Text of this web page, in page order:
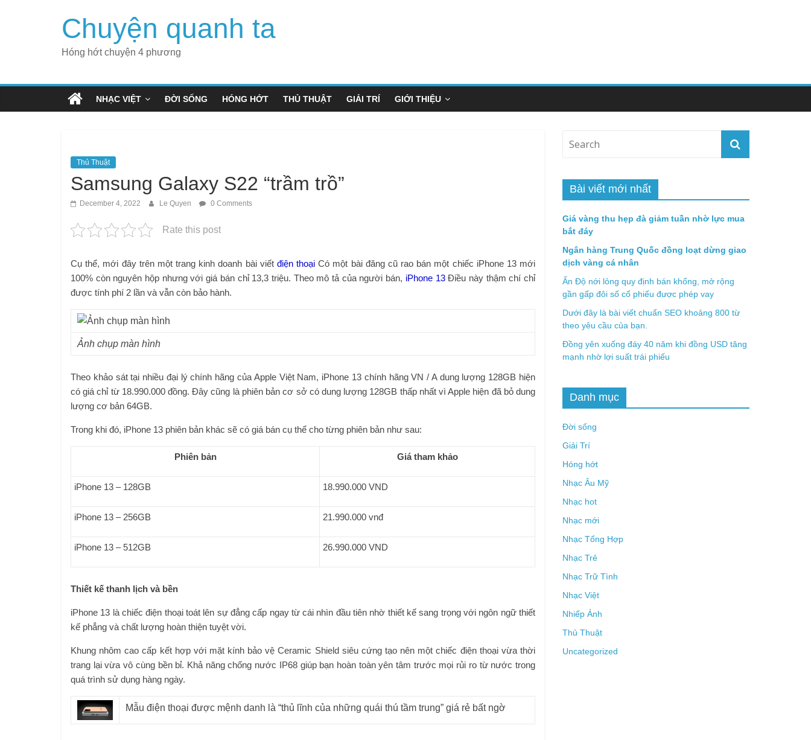
Chuyện quanh ta
Hóng hớt chuyện 4 phương
NHẠC VIỆT ĐỜI SỐNG HÓNG HỚT THỦ THUẬT GIẢI TRÍ GIỚI THIỆU
Thủ Thuật
Samsung Galaxy S22 “trầm trồ”
December 4, 2022 Le Quyen 0 Comments
Rate this post
Cụ thể, mới đây trên một trang kinh doanh bài viết điện thoại Có một bài đăng cũ rao bán một chiếc iPhone 13 mới
100% còn nguyên hộp nhưng với giá bán chỉ 13,3 triệu. Theo mô tả của người bán, iPhone 13Điều này thậm chí chỉ
được tính phí 2 lần và vẫn còn bảo hành.
Ảnh chụp màn hình
Theo khảo sát tại nhiều đại lý chính hãng của Apple Việt Nam, iPhone 13 chính hãng VN / A dung lượng 128GB hiện
có giá chỉ từ 18.990.000 đồng. Đây cũng là phiên bản cơ sở có dung lượng 128GB thấp nhất vì Apple hiện đã bỏ dung
lượng cơ bản 64GB.
Trong khi đó, iPhone 13 phiên bản khác sẽ có giá bán cụ thể cho từng phiên bản như sau:
Phiên bản Giá tham khảo
iPhone 13 – 128GB 18.990.000 VND
iPhone 13 – 256GB 21.990.000 vnđ
iPhone 13 – 512GB 26.990.000 VND
Thiết kế thanh lịch và bền
iPhone 13 là chiếc điện thoại toát lên sự đẳng cấp ngay từ cái nhìn đầu tiên nhờ thiết kế sang trọng với ngôn ngữ thiết
kế phẳng và chất lượng hoàn thiện tuyệt vời.
Khung nhôm cao cấp kết hợp với mặt kính bảo vệ Ceramic Shield siêu cứng tạo nên một chiếc điện thoại vừa thời
trang lại vừa vô cùng bền bỉ. Khả năng chống nước IP68 giúp bạn hoàn toàn yên tâm trước mọi rủi ro từ nước trong
quá trình sử dụng hàng ngày.
Mẫu điện thoại được mệnh danh là “thủ lĩnh của những quái thú tầm trung” giá rẻ bất ngờ
Bài viết mới nhất
Giá vàng thu hẹp đà giảm tuần nhờ lực mua
bắt đáy
Ngân hàng Trung Quốc đồng loạt dừng giao
dịch vàng cá nhân
Ấn Độ nới lỏng quy định bán khống, mở rộng
gần gấp đôi số cổ phiếu được phép vay
Dưới đây là bài viết chuẩn SEO khoảng 800 từ
theo yêu cầu của bạn.
Đồng yên xuống đáy 40 năm khi đồng USD tăng
mạnh nhờ lợi suất trái phiếu
Danh mục
Đời sống
Giải Trí
Hóng hớt
Nhạc Âu Mỹ
Nhạc hot
Nhạc mới
Nhạc Tổng Hợp
Nhạc Trẻ
Nhạc Trữ Tình
Nhạc Việt
Nhiếp Ảnh
Thủ Thuật
Uncategorized